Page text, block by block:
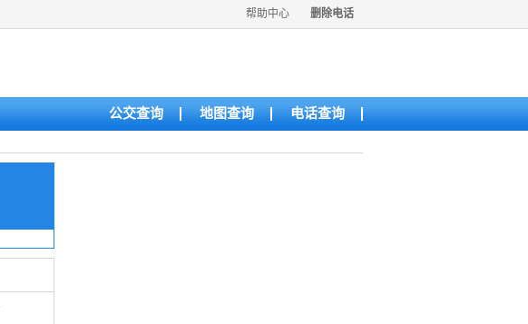
帮助中心 删除电话
电话查询
地图查询
公交查询